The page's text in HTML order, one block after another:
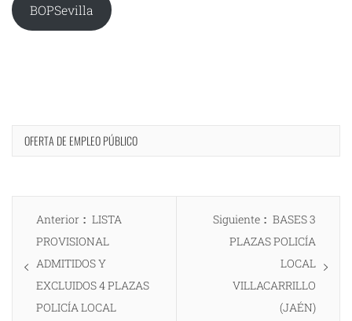
BOPSevilla
OFERTA DE EMPLEO PÚBLICO
Navegación
entradas
Anterior
Entrada
anterior:
LISTA
PROVISIONAL
ADMITIDOS Y
EXCLUIDOS 4 PLAZAS
POLICÍA LOCAL
Siguiente
Entrada
siguiente:
BASES 3
PLAZAS POLICÍA
LOCAL
VILLACARRILLO
(JAÉN)